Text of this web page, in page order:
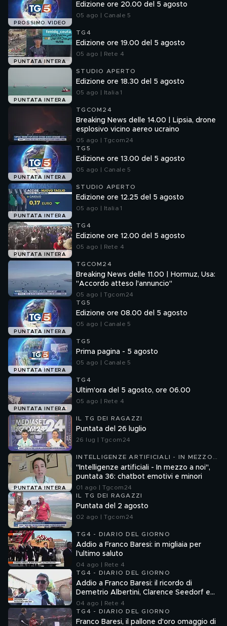
sparatoria di Roma. "Non è giusto morire così. Era felice e
bellissima", aggiunge il premier nel lungo post
PROSSIMO VIDEO
Edizione ore 20.00 del 5 agosto
05 ago | Canale 5
PUNTATA INTERA
TG4
Edizione ore 19.00 del 5 agosto
05 ago | Rete 4
PUNTATA INTERA
STUDIO APERTO
Edizione ore 18.30 del 5 agosto
05 ago | Italia 1
TGCOM24
Breaking News delle 14.00 | Lipsia, drone
esplosivo vicino aereo ucraino
05 ago | Tgcom24
PUNTATA INTERA
TG5
Edizione ore 13.00 del 5 agosto
05 ago | Canale 5
PUNTATA INTERA
STUDIO APERTO
Edizione ore 12.25 del 5 agosto
05 ago | Italia 1
PUNTATA INTERA
TG4
Edizione ore 12.00 del 5 agosto
05 ago | Rete 4
TGCOM24
Breaking News delle 11.00 | Hormuz, Usa:
"Accordo atteso l'annuncio"
05 ago | Tgcom24
PUNTATA INTERA
TG5
Edizione ore 08.00 del 5 agosto
05 ago | Canale 5
PUNTATA INTERA
TG5
Prima pagina - 5 agosto
05 ago | Canale 5
PUNTATA INTERA
TG4
Ultim'ora del 5 agosto, ore 06.00
05 ago | Rete 4
IL TG DEI RAGAZZI
Puntata del 26 luglio
26 lug | Tgcom24
PUNTATA INTERA
INTELLIGENZE ARTIFICIALI - IN MEZZO
A NOI
"Intelligenze artificiali - In mezzo a noi",
puntata 36: chatbot emotivi e minori
01 ago | Tgcom24
IL TG DEI RAGAZZI
Puntata del 2 agosto
02 ago | Tgcom24
TG4 - DIARIO DEL GIORNO
Addio a Franco Baresi: in migliaia per
l'ultimo saluto
04 ago | Rete 4
TG4 - DIARIO DEL GIORNO
Addio a Franco Baresi: il ricordo di
Demetrio Albertini, Clarence Seedorf e
Giovanni Galli
04 ago | Rete 4
TG4 - DIARIO DEL GIORNO
Franco Baresi, il pallone d'oro omaggio di